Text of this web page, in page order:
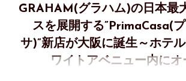
GRAHAM(グラハム)の日本最
スを展開する”PrimaCasa(
サ)”新店が大阪に誕生～ホテ
ワイトアベニュー内にオ